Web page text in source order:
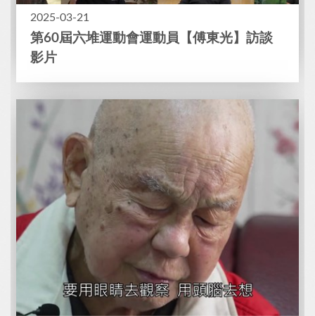
2025-03-21
第60屆六堆運動會運動員【傅東光】訪談
影片